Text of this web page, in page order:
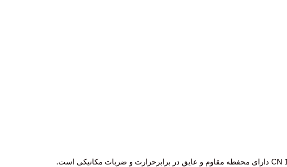
کنتاکتورهای سری CNN معمولا برای حفاظت و کنترل از راه دور موتور های سه فازاستفاده می شود. کنتاکتور CN 16 11 دارای محفظه مقاوم و عایق در برابرحرارت و ضربات مکانیکی است.